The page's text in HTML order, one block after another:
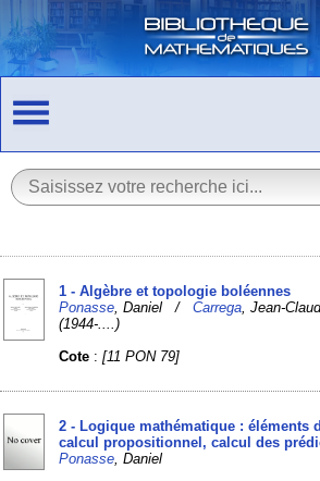
1 - Algèbre et topologie boléennes
Ponasse , Daniel /Carrega , Jean-
(1944-....)
Cote :[11 PON 79]
2 - Logique mathématique : éléments
calcul propositionnel, calcul des
Ponasse , Daniel